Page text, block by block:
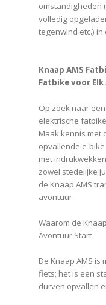
omstandigheden
volledig
tegenwind etc.) in
Knaap AMS
Fatbike voor
Op zoek naar
elektrische
Maak kennis met
opvallende e-
met
zowel stedelijke
de Knaap AMS
avontuur.
Waarom de
Avontuur Start
De Knaap AMS
fiets; het is een
durven opvallen